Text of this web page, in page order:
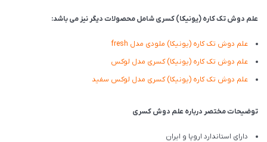
علم دوش تک کاره (یونیکا) کسری شامل محصولات دیگر نیز می باشد:
علم دوش تک کاره (یونیکا) ملودی مدل fresh
علم دوش تک کاره (یونیکا) کسری مدل لوکس
علم دوش تک کاره (یونیکا) کسری مدل لوکس سفید
توضیحات مختصر درباره علم دوش کسری
دارای استاندارد اروپا و ایران